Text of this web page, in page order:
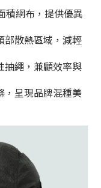
積網布，提供優異
部散熱區域，減輕
抽繩，兼顧效率與
，呈現品牌混種美